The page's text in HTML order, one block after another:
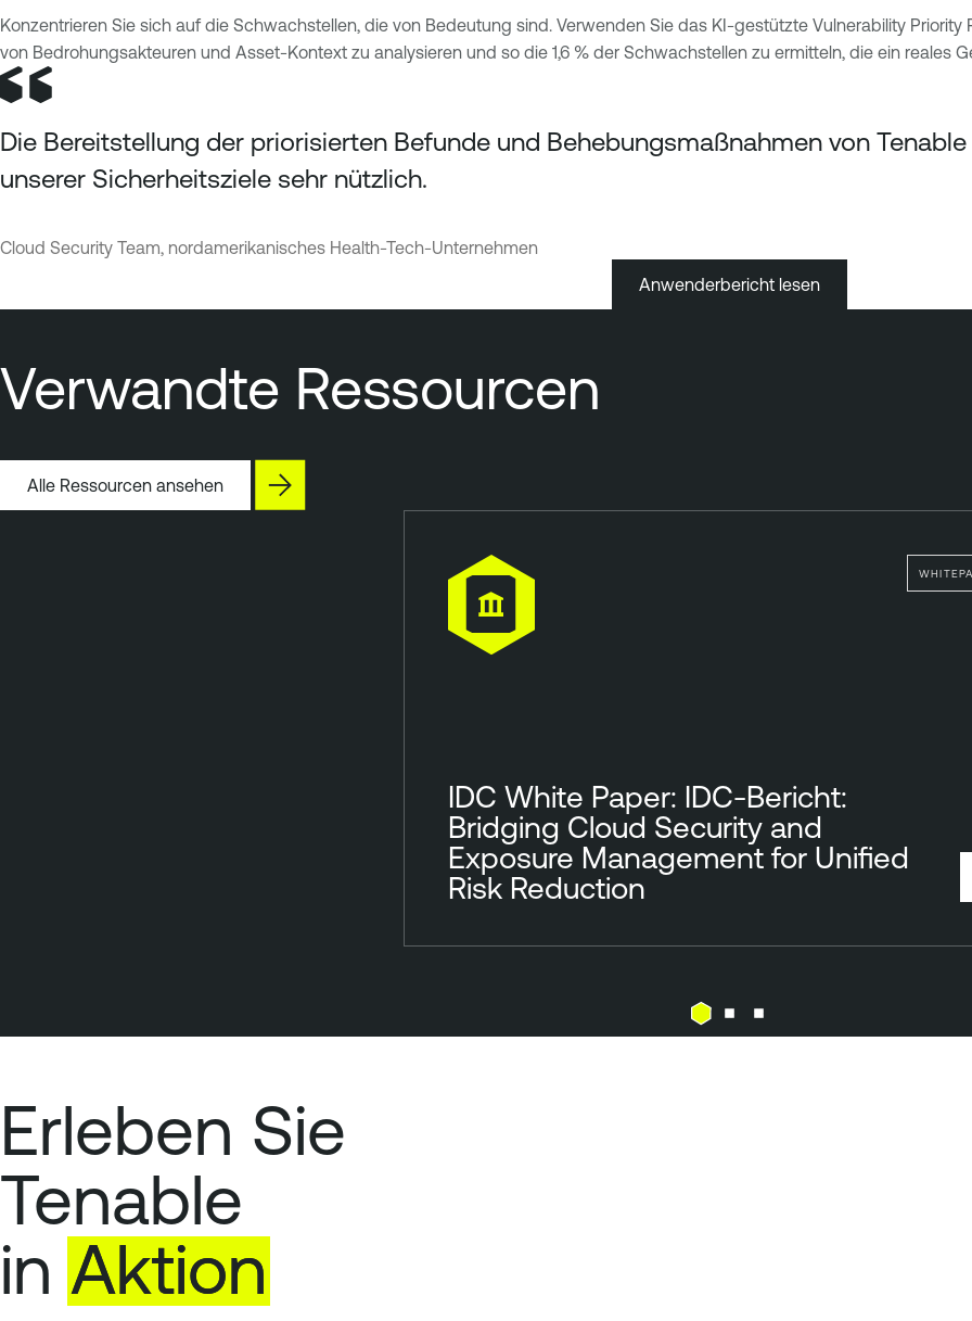
Konzentrieren Sie sich auf die Schwachstellen, die von Bedeutung sind. Verwenden Sie das KI-gestützte Vulnerability Priority
von Bedrohungsakteuren und Asset-Kontext zu analysieren und so die 1,6 % der Schwachstellen zu ermitteln, die ein reales
Die Bereitstellung der priorisierten Befunde und Behebungsmaßnahmen von
unserer Sicherheitsziele sehr nützlich.
Cloud Security Team, nordamerikanisches Health-Tech-Unternehmen
Anwenderbericht lesen
Verwandte Ressourcen
Alle Ressourcen ansehen
IDC White Paper: IDC-Bericht:
Bridging Cloud Security and
Exposure Management for Unified
Risk Reduction
Erleben Sie
Tenable
in Aktion